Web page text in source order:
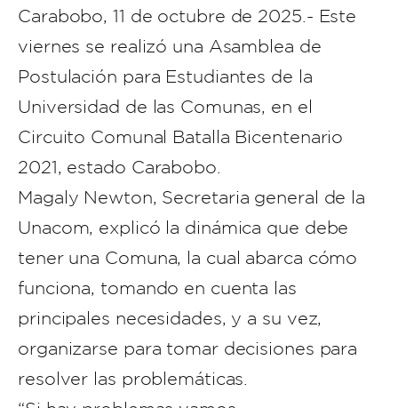
Carabobo, 11 de octubre de 2025.- Este
viernes se realizó una Asamblea de
Postulación para Estudiantes de la
Universidad de las Comunas, en el
Circuito Comunal Batalla Bicentenario
2021, estado Carabobo.
Magaly Newton, Secretaria general de la
Unacom, explicó la dinámica que debe
tener una Comuna, la cual abarca cómo
funciona, tomando en cuenta las
principales necesidades, y a su vez,
organizarse para tomar decisiones para
resolver las problemáticas.